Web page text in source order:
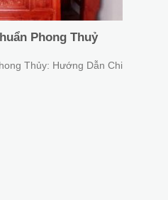
Phong Thuỷ
Thủy: Hướng Dẫn Chi